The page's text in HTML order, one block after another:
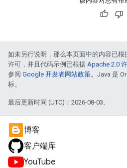
如未另行说明，那么本页面中的内容已根
许可，并且代码示例已根据 Apache 2.0
参阅 Google 开发者网站政策。Java 是
标。
最后更新时间 (UTC)：2026-08-03。
博客
客户端库
YouTube